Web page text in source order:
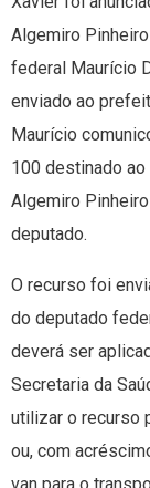
Algemiro
federal Maurício
enviado ao
Maurício
100 destinado
Algemiro
deputado.
O recurso foi
do deputado
deverá ser
Secretaria da
utilizar o recurso
ou, com